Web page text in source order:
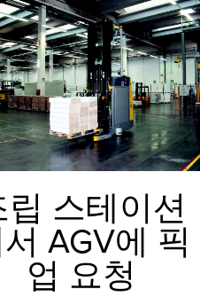
립 스테이션
AGV에 픽
업 요청